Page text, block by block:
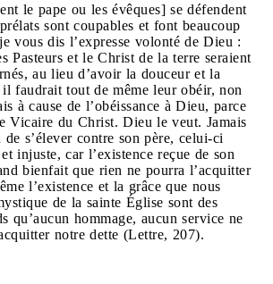
le pape ou les évêques] se défendent
sont coupables et font beaucoup
vous dis l’expresse volonté de Dieu :
Pasteurs et le Christ de la terre seraient
au lieu d’avoir la douceur et la
il faudrait tout de même leur obéir, non
à cause de l’obéissance à Dieu, parce
Vicaire du Christ. Dieu le veut. Jamais
s’élever contre son père, celui-ci
injuste, car l’existence reçue de son
bienfait que rien ne pourra l’acquitter
l’existence et la grâce que nous
de la sainte Église sont des
qu’aucun hommage, aucun service ne
notre dette (Lettre, 207).